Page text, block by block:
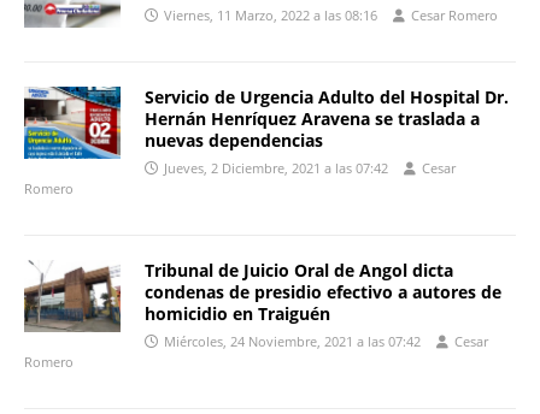
Viernes, 11 Marzo, 2022 a las 08:16 Cesar Romero
Servicio de Urgencia Adulto del Hospital Dr.
Hernán Henríquez Aravena se traslada a
nuevas dependencias
Jueves, 2 Diciembre, 2021 a las 07:42
Cesar
Romero
Tribunal de Juicio Oral de Angol dicta
condenas de presidio efectivo a autores de
homicidio en Traiguén
Miércoles, 24 Noviembre, 2021 a las 07:42
Cesar
Romero